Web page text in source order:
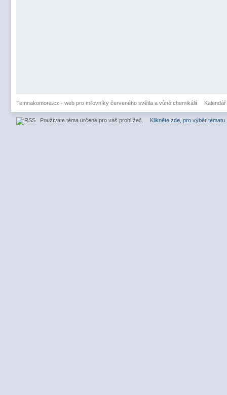
Temnakomora.cz - web pro milovníky červeného světla a vůně chemikálií Kalendář
Používáte téma určené pro váš prohlížeč. Klikněte zde, pro výběr tématu